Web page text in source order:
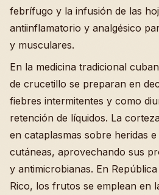
febrífugo y la infusión de las
antiinflamatorio y analgésico
y musculares.
En la medicina tradicional
de crucetillo se preparan en
fiebres intermitentes y como
retención de líquidos. La
en cataplasmas sobre heridas
cutáneas, aprovechando sus
y antimicrobianas. En
Rico, los frutos se emplean en